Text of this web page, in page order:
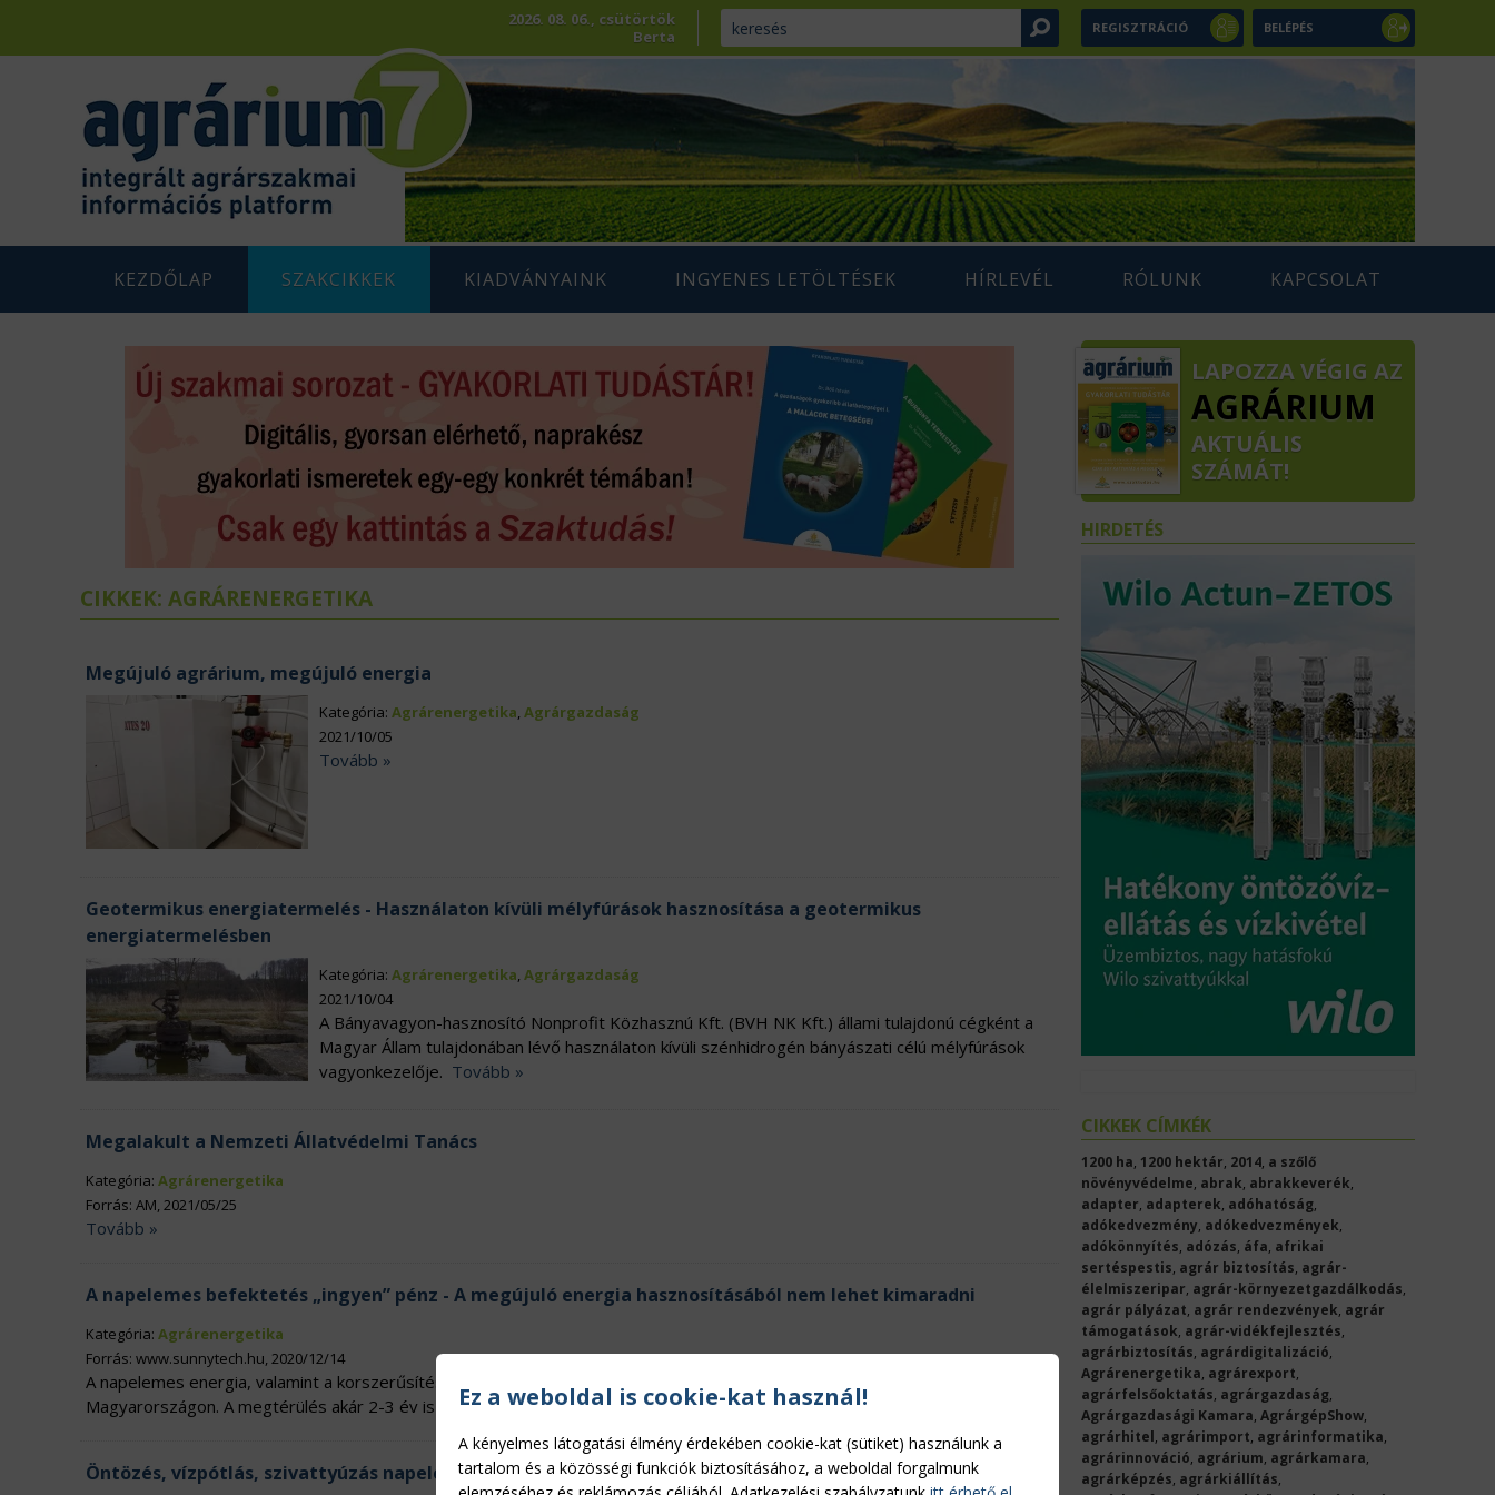
REGISZTRÁCIÓ BELÉPÉS
2026. 08. 06., csütörtök
Berta
KEZDŐLAP SZAKCIKKEK
AGRÁRENERGETIKA
AGRÁRGAZDASÁG
GÉPESÍTÉS
AGRÁRTÁMOGATÁSOK KAMARA
ÁLLATTENYÉSZTÉS NÖVÉNYTERMESZTÉS
ÉLELMISZERIPAR NÖVÉNYVÉDELEM
EURÓPAI UNIÓ VIDÉKFEJLESZTÉS
KIADVÁNYAINK
AGRÁRIUM SZAKLAP
AGRÁR SZAKKÖNYVEK
INGYENES LETÖLTÉSEK
AGRÁRIUM MAGAZIN ARCHÍVUM
SZAKMAI TANULMÁNYOK
HÍRLEVÉL RÓLUNK KAPCSOLAT
CIKKEK: AGRÁRENERGETIKA
Megújuló agrárium, megújuló energia
Kategória: Agrárenergetika, Agrárgazdaság
2021/10/05
Tovább »
Geotermikus energiatermelés - Használaton kívüli mélyfúrások hasznosítása a geotermikus
energiatermelésben
Kategória: Agrárenergetika, Agrárgazdaság
2021/10/04
A Bányavagyon-hasznosító Nonprofit Közhasznú Kft. (BVH NK Kft.) állami tulajdonú cégként a
Magyar Állam tulajdonában lévő használaton kívüli szénhidrogén bányászati célú mélyfúrások
vagyonkezelője. Tovább »
Megalakult a Nemzeti Állatvédelmi Tanács
Kategória: Agrárenergetika
Forrás: AM, 2021/05/25
Tovább »
A napelemes befektetés „ingyen” pénz - A megújuló energia hasznosításából nem lehet kimaradni
Kategória: Agrárenergetika
Forrás: www.sunnytech.hu, 2020/12/14
A napelemes energia, valamint a korszerűsítés az egyik legaktuálisabb téma ma az agráriumban, és nem csak
Magyarországon. A megtérülés akár 2-3 év is lehet, és komoly versenyelőnyt jelent azoknak, akik időben lépnek.
Öntözés, vízpótlás, szivattyúzás napelemes energiával
LAPOZZA VÉGIG AZ
AGRÁRIUM
AKTUÁLIS
SZÁMÁT!
HIRDETÉS
CIKKEK CÍMKÉK
1200 ha, 1200 hektár, 2014, a szőlő
növényvédelme, abrak, abrakkeverék,
adapter, adapterek, adóhatóság,
adókedvezmény, adókedvezmények,
adókönnyítés, adózás, áfa, afrikai
sertéspestis, agrár biztosítás, agrár-
élelmiszeripar, agrár-környezetgazdálkodás,
agrár pályázat, agrár rendezvények, agrár
támogatások, agrár-vidékfejlesztés,
agrárbiztosítás, agrárdigitalizáció,
Agrárenergetika, agrárexport,
agrárfelsőoktatás, agrárgazdaság,
Agrárgazdasági Kamara, AgrárgépShow,
agrárhitel, agrárimport, agrárinformatika,
agrárinnováció, agrárium, agrárkamara,
agrárképzés, agrárkiállítás,
Ez a weboldal is cookie-kat használ!
A kényelmes látogatási élmény érdekében cookie-kat (sütiket) használunk a
tartalom és a közösségi funkciók biztosításához, a weboldal forgalmunk